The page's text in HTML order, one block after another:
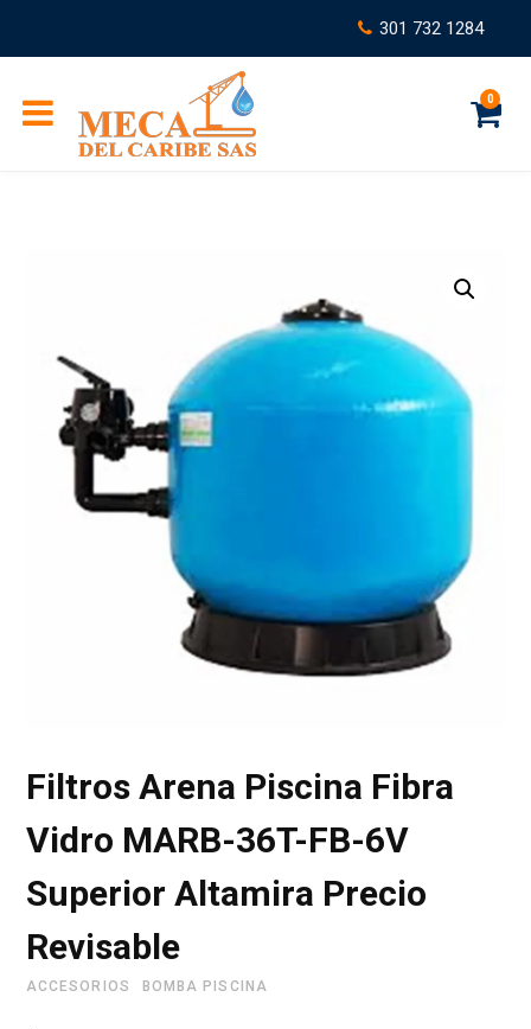
301 732 1284
0
Filtros Arena Piscina Fibra
Vidro MARB-36T-FB-6V
Superior Altamira Precio
Revisable
ACCESORIOS BOMBA PISCINA